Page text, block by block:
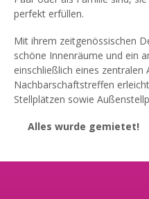
perfekt erfüllen.
Mit ihrem zeitgenössischen
schöne Innenräume und ein
einschließlich eines zentralen
Nachbarschaftstreffen
Stellplätzen sowie
Alles wurde gemietet!